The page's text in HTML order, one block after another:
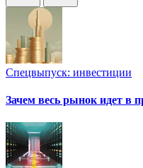
Спецвыпуск: инвестиции
Зачем весь рынок идет в